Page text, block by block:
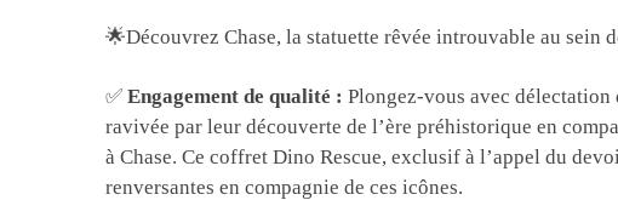
🌟Découvrez Chase, la statuette rêvée introuvable au sein
✅Engagement de qualité : Plongez-vous avec délectation
ravivée par leur découverte de l’ère préhistorique en
à Chase. Ce coffret Dino Rescue, exclusif à l’appel du
renversantes en compagnie de ces icônes.